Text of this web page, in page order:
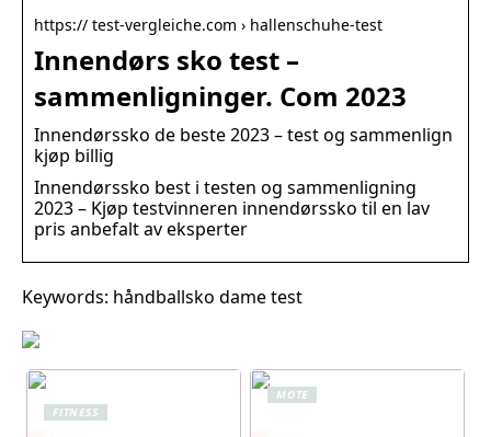
https:// test-vergleiche.com › hallenschuhe-test
Innendørs sko test –
sammenligninger. Com 2023
Innendørssko de beste 2023 – test og sammenlign
kjøp billig
Innendørssko best i testen og sammenligning
2023 – Kjøp testvinneren innendørssko til en lav
pris anbefalt av eksperter
Keywords: håndballsko dame test
FITNESS
MOTE